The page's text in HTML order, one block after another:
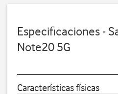
Especificaciones -
Note20 5G
Características físicas